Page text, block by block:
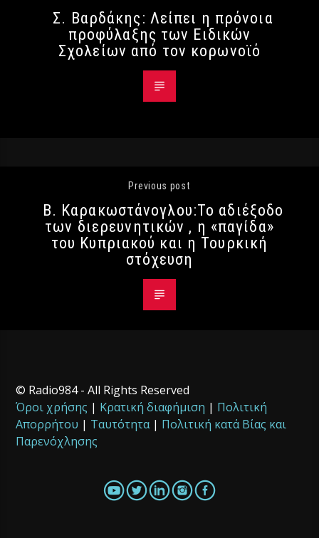
Σ. Βαρδάκης: Λείπει η πρόνοια
προφύλαξης των Ειδικών
Σχολείων από τον κορωνοϊό
Previous post
Β. Καρακωστάνογλου:Το αδιέξοδο
των διερευνητικών , η «παγίδα»
του Κυπριακού και η Τουρκική
στόχευση
© Radio984 - All Rights Reserved
Όροι χρήσης | Κρατική διαφήμιση | Πολιτική
Απορρήτου | Ταυτότητα| Πολιτική κατά Βίας και
Παρενόχλησης